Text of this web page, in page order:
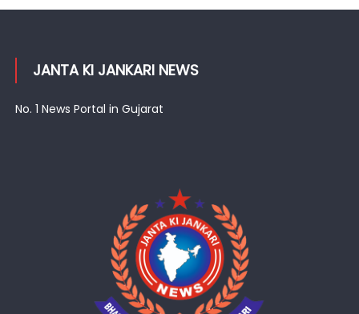
JANTA KI JANKARI NEWS
No. 1 News Portal in Gujarat